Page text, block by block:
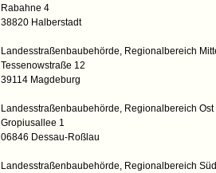
Rabahne 4
38820 Halberstadt
Landesstraßenbaubehörde, Regionalbereich
Tessenowstraße 12
39114 Magdeburg
Landesstraßenbaubehörde, Regionalbereich Ost
Gropiusallee 1
06846 Dessau-Roßlau
Landesstraßenbaubehörde, Regionalbereich Süd